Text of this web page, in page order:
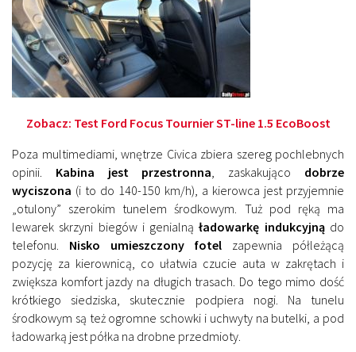
Zobacz: Test Ford Focus Tournier ST-line 1.5 EcoBoost
Poza multimediami, wnętrze Civica zbiera szereg pochlebnych
opinii. Kabina jest przestronna, zaskakująco dobrze
wyciszona (i to do 140-150 km/h), a kierowca jest przyjemnie
„otulony” szerokim tunelem środkowym. Tuż pod ręką ma
lewarek skrzyni biegów i genialnąładowarkę indukcyjnądo
telefonu. Nisko umieszczony fotel zapewnia półleżącą
pozycję za kierownicą, co ułatwia czucie auta w zakrętach i
zwiększa komfort jazdy na długich trasach. Do tego mimo dość
krótkiego siedziska, skutecznie podpiera nogi. Na tunelu
środkowym są też ogromne schowki i uchwyty na butelki, a pod
ładowarką jest półka na drobne przedmioty.